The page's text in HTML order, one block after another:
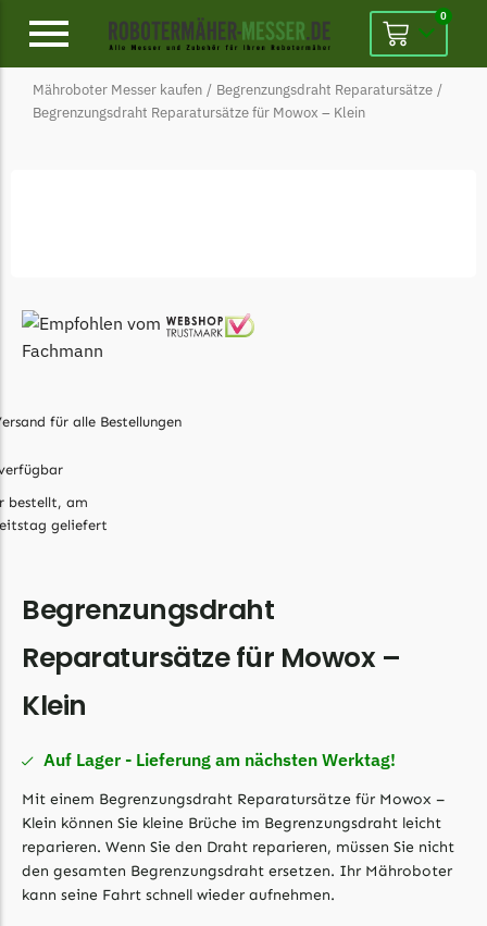
Alpina
Belrobotics
Belrobotics Messer
Black & Decker
Black & Decker Messer
Bosch Indego
Begrenzungsdraht
Central Park Messer
Begrenzungsdraht
Cramer
Begrenzungsdraht
Cub Cadet
Cub Cadet Messer
0
Mähroboter Messer kaufen / Begrenzungsdraht Reparatursätze /
Begrenzungsdraht Reparatursätze für Mowox – Klein
für alle Bestellungen
bestellt, am
geliefert
Begrenzungsdraht
Reparatursätze für Mowox –
Klein
Auf Lager - Lieferung am nächsten Werktag!
Mit einem Begrenzungsdraht Reparatursätze für Mowox –
Klein können Sie kleine Brüche im Begrenzungsdraht leicht
reparieren. Wenn Sie den Draht reparieren, müssen Sie nicht
den gesamten Begrenzungsdraht ersetzen. Ihr Mähroboter
kann seine Fahrt schnell wieder aufnehmen.